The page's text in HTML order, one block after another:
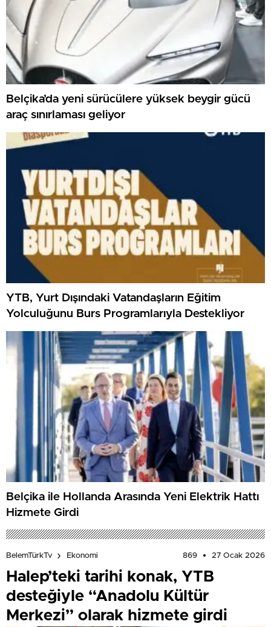
Belçika’da yeni sürücülere yüksek beygir gücü
araç sınırlaması geliyor
YTB, Yurt Dışındaki Vatandaşların Eğitim
Yolculuğunu Burs Programlarıyla Destekliyor
Belçika ile Hollanda Arasında Yeni Elektrik Hattı
Hizmete Girdi
BelemTürkTv Ekonomi 869 27 Ocak 2026
Halep’teki tarihi konak, YTB
desteğiyle “Anadolu Kültür
Merkezi” olarak hizmete girdi